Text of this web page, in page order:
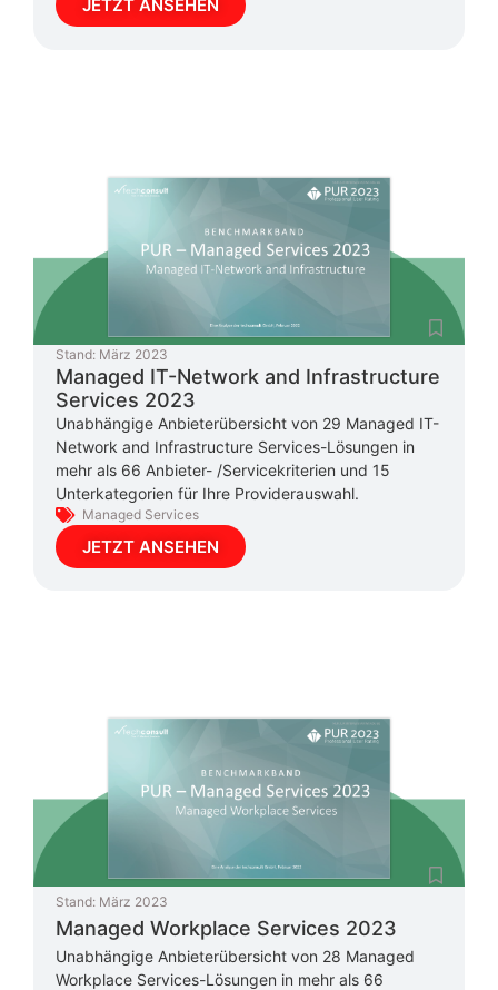
JETZT ANSEHEN
Stand: März 2023
Managed IT-Network and Infrastructure
Services 2023
Unabhängige Anbieterübersicht von 29 Managed IT-
Network and Infrastructure Services-Lösungen in
mehr als 66 Anbieter- /Servicekriterien und 15
Unterkategorien für Ihre Providerauswahl.
Managed Services
JETZT ANSEHEN
Stand: März 2023
Managed Workplace Services 2023
Unabhängige Anbieterübersicht von 28 Managed
Workplace Services-Lösungen in mehr als 66